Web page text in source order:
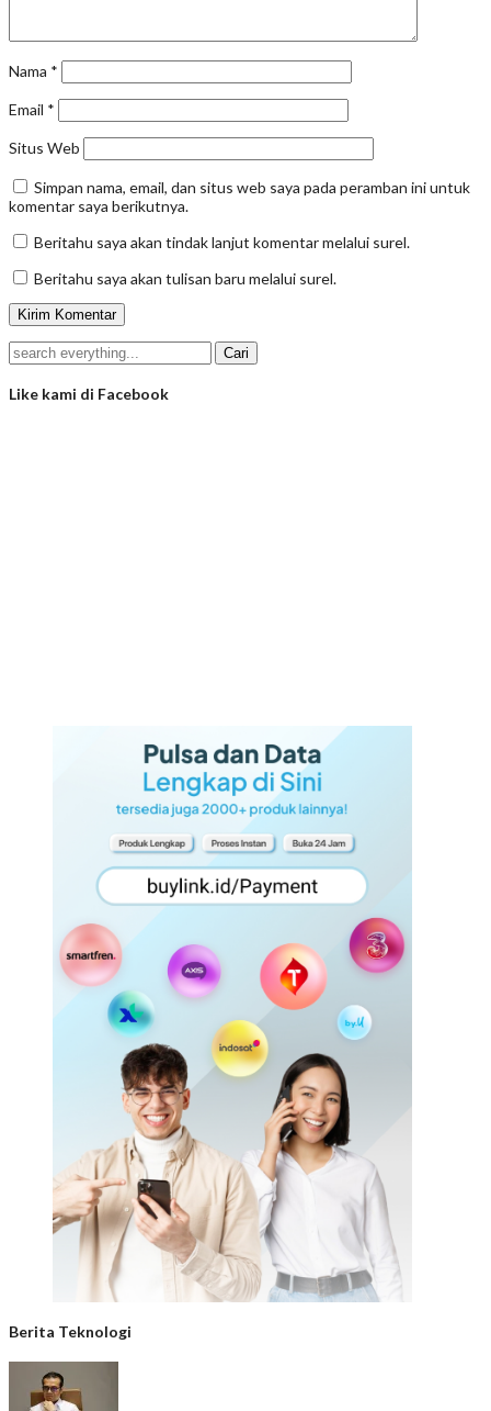
Nama *
Email *
Situs Web
Simpan nama, email, dan situs web saya pada peramban ini untuk
komentar saya berikutnya.
Beritahu saya akan tindak lanjut komentar melalui surel.
Beritahu saya akan tulisan baru melalui surel.
Like kami di Facebook
Berita Teknologi